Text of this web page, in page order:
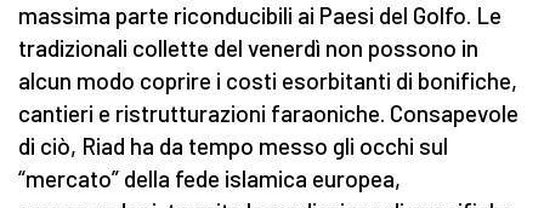
massima parte riconducibili ai Paesi del Golfo. Le
tradizionali collette del venerdì non possono in
alcun modo coprire i costi esorbitanti di bonifiche,
cantieri e ristrutturazioni faraoniche. Consapevole
di ciò, Riad ha da tempo messo gli occhi sul
“mercato” della fede islamica europea,